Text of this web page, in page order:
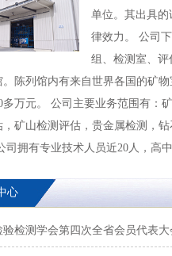
单位。其出具
律效力。 公司
组、检测室、
陈列馆内有来自世界各国的矿物
多万元。 公司主要业务范围有：
，矿山检测评估，贵金属检测，
司拥有专业技术人员近20人，高
心
验检测学会第四次全省会员代表大